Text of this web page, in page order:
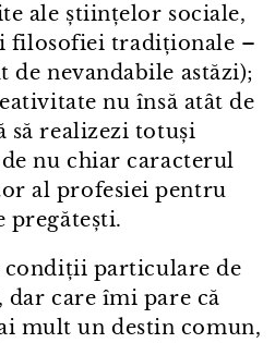
ale științelor sociale,
filosofiei tradiționale –
de nevandabile astăzi);
nu însă atât de
să realizezi totuși
nu chiar caracterul
al profesiei pentru
pregătești.
condiții particulare de
care îmi pare că
mult un destin comun,